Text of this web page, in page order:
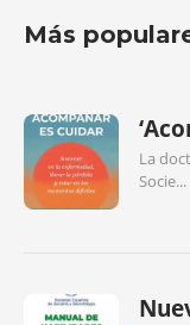
Más
La
Socie...